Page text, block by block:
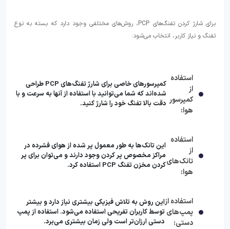
برای شارژ کردن تفنگ‌های PCP، روش‌های مختلفی وجود دارد که بسته به نوع
تفنگ و نیاز کاربر، انتخاب می‌شود:
استفاده
از
کمپرسور
هوا:
کمپرسورهای خاصی برای شارژ تفنگ‌های PCP طراحی
شده‌اند که شما می‌توانید با استفاده از آنها به سرعت و با
دقت بالا تفنگ خود را شارژ کنید.
استفاده
از
تانک‌های
هوا:
این تانک‌ها به طور معمول پر شده از هوای فشرده در
مراکز مخصوص پر کردن وجود دارند و می‌توان برای پر
کردن مخزن تفنگ PCP استفاده کرد.
استفاده از
پمپ‌های
دستی:
این روش به تلاش فیزیکی بیشتری نیاز دارد و بیشتر
توسط کاربران تفریحی استفاده می‌شود. استفاده از پمپ
دستی ارزان‌تر است ولی زمان بیشتری می‌برد.